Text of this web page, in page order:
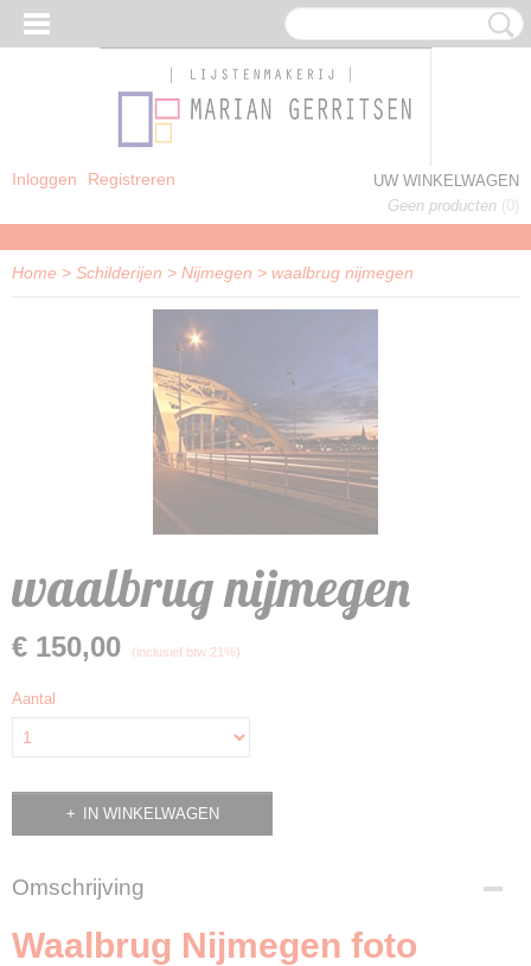
Inloggen Registreren
UW WINKELWAGEN
Geen producten (0)
Home > Schilderijen > Nijmegen > waalbrug nijmegen
waalbrug nijmegen
€ 150,00 (inclusief btw 21%)
Aantal
IN WINKELWAGEN
Omschrijving
Waalbrug Nijmegen foto